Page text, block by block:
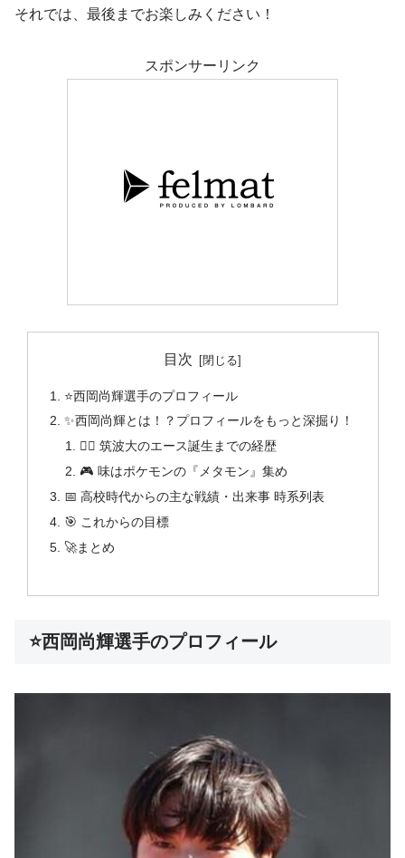
それでは、最後までお楽しみください！
スポンサーリンク
目次
⭐西岡尚輝選手のプロフィール
✨西岡尚輝とは！？プロフィールをもっと深掘り！
🏃‍♂️ 筑波大のエース誕生までの経歴
🎮 味はポケモンの『メタモン』集め
📅 高校時代からの主な戦績・出来事 時系列表
🎯 これからの目標
🚀まとめ
⭐西岡尚輝選手のプロフィール